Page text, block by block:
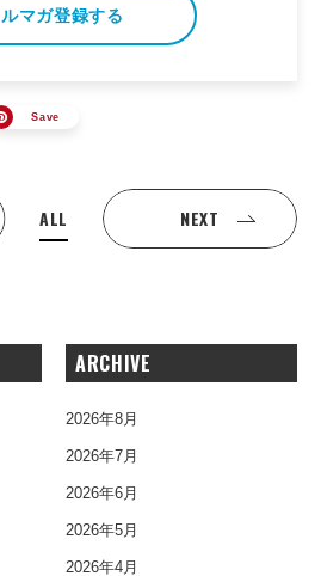
ルマガ登録する
Save
ALL NEXT
ARCHIVE
2026年8月
2026年7月
2026年6月
2026年5月
2026年4月